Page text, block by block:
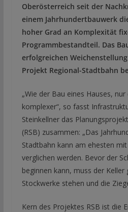
Oberösterreich seit der
einem Jahrhundertbauwerk
hoher Grad an Komplexität
Programmbestandteil. Das
erfolgreichen
Projekt Regional-Stadtbahn
„Wie der Bau eines Hauses,
komplexer“, so fasst
Steinkellner das
(RSB) zusammen: „Das
Stadtbahn kann am ehesten
verglichen werden. Bevor der
beginnen kann, muss der Keller
Stockwerke stehen und die
Kern des Projektes RSB ist die